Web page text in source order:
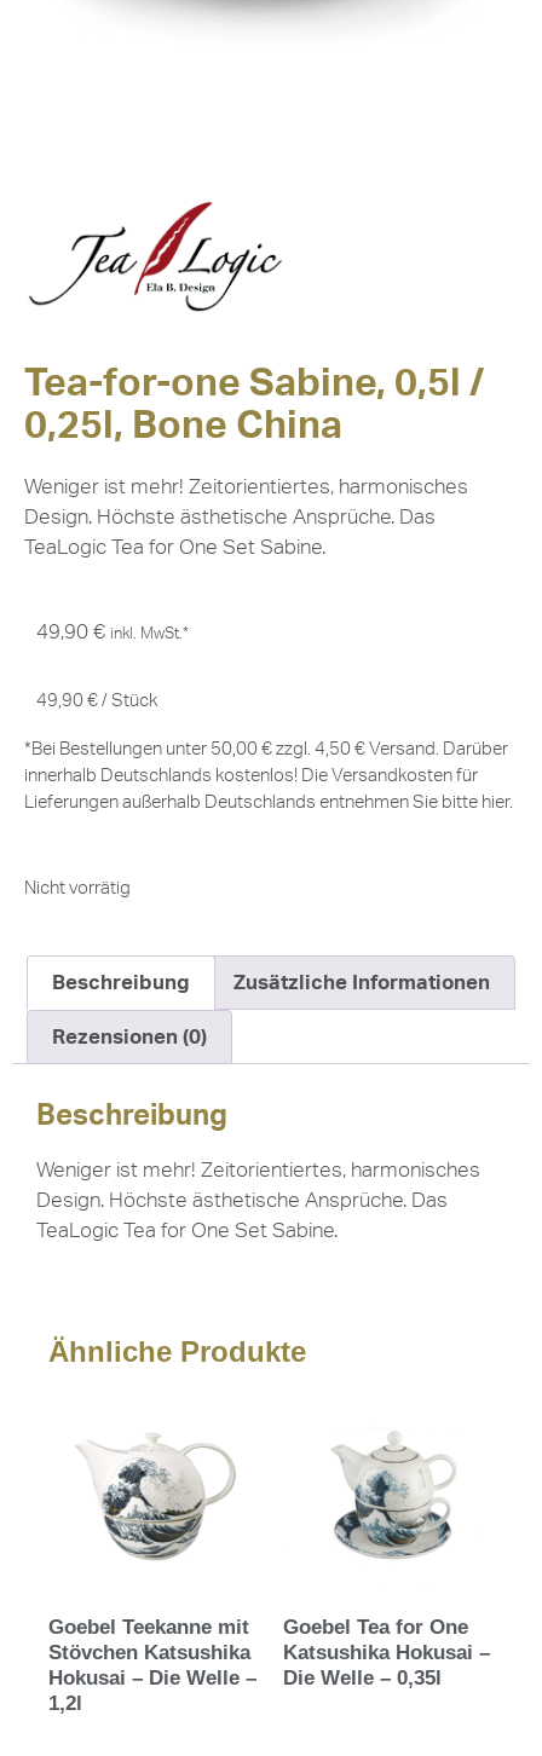
Tea-for-one Sabine, 0,5l /
0,25l, Bone China
Weniger ist mehr! Zeitorientiertes, harmonisches
Design. Höchste ästhetische Ansprüche. Das
TeaLogic Tea for One Set Sabine.
49,90 € inkl. MwSt.*
49,90 € / Stück
*Bei Bestellungen unter 50,00 € zzgl. 4,50 € Versand. Darüber
innerhalb Deutschlands kostenlos! Die Versandkosten für
Lieferungen außerhalb Deutschlands entnehmen Sie bitte hier.
Nicht vorrätig
Beschreibung Zusätzliche Informationen
Rezensionen (0)
Beschreibung
Weniger ist mehr! Zeitorientiertes, harmonisches
Design. Höchste ästhetische Ansprüche. Das
TeaLogic Tea for One Set Sabine.
Ähnliche Produkte
Goebel Teekanne mit
Stövchen Katsushika
Hokusai – Die Welle –
1,2l
Goebel Tea for One
Katsushika Hokusai –
Die Welle – 0,35l